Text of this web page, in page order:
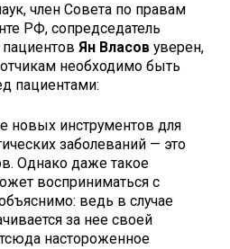
член Совета по правам
РФ, сопредседатель
Ян Власов уверен,
необходимо быть
пациентами:
новых инструментов для
заболеваний — это
Однако даже такое
восприниматься с
ведь в случае
за нее своей
настороженное